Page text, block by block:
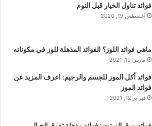
فوائد تناول الخيار قبل النوم
أغسطس 19, 2020
ماهي فوائد اللوز؟ الفوائد المذهلة للوز في مكوناته
مارس 19, 2021
فوائد أكل الموز للجسم والرجيم: اعرف المزيد عن
فوائد الموز
فبراير 12, 2021